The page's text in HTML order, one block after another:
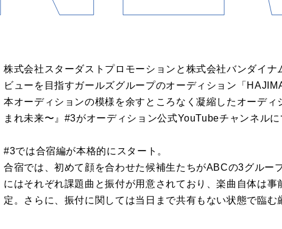
株式会社スターダストプロモーションと株式会社バンダイ
ビューを目指すガールズグループのオーディション「
本オーディションの模様を余すところなく凝縮したオーデ
まれ未来〜』#3がオーディション公式YouTubeチャンネル
#3では合宿編が本格的にスタート。
合宿では、初めて顔を合わせた候補生たちがABCの3グルー
にはそれぞれ課題曲と振付が用意されており、楽曲自体は
定。さらに、振付に関しては当日まで共有もない状態で臨